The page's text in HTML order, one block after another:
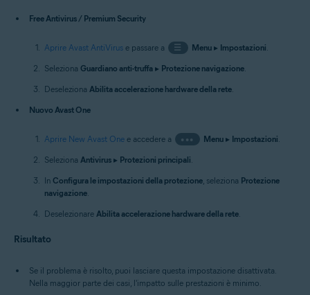
Free Antivirus / Premium Security
Aprire Avast AntiVirus e passare a ☰ Menu▸ Impostazioni.
Seleziona Guardiano anti-truffa ▸ Protezione navigazione.
Deseleziona Abilita accelerazione hardware della rete.
Nuovo Avast One
Aprire New Avast One e accedere a ••• Menu▸ Impostazioni.
Seleziona Antivirus ▸ Protezioni principali.
In Configura le impostazioni della protezione, seleziona Protezione
navigazione.
Deselezionare Abilita accelerazione hardware della rete.
Risultato
Se il problema è risolto, puoi lasciare questa impostazione disattivata.
Nella maggior parte dei casi, l'impatto sulle prestazioni è minimo.